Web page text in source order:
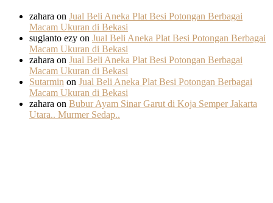
zahara on Jual Beli Aneka Plat Besi Potongan Berbagai
Macam Ukuran di Bekasi
sugianto ezy on Jual Beli Aneka Plat Besi Potongan Berbagai
Macam Ukuran di Bekasi
zahara on Jual Beli Aneka Plat Besi Potongan Berbagai
Macam Ukuran di Bekasi
Sutarmin on Jual Beli Aneka Plat Besi Potongan Berbagai
Macam Ukuran di Bekasi
zahara on Bubur Ayam Sinar Garut di Koja Semper Jakarta
Utara.. Murmer Sedap..